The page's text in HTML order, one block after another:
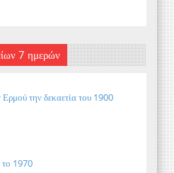
7 ημερών
την δεκαετία του 1900
1970